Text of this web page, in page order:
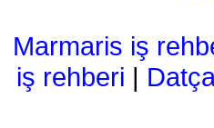
Marmaris iş
iş rehberi |